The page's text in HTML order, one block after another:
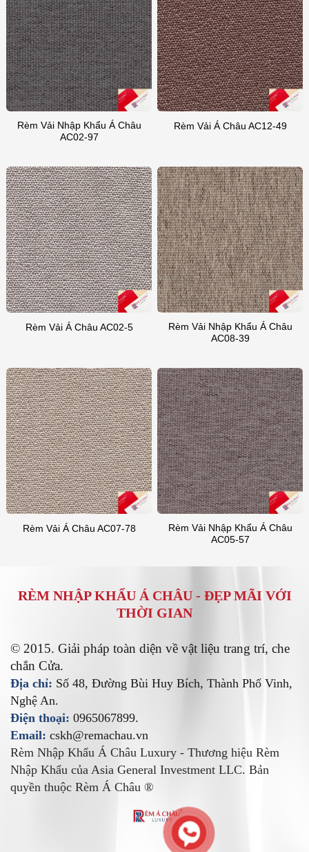
Rèm Vải Nhập Khẩu Á Châu
AC02-97
Rèm Vải Á Châu AC12-49
Rèm Vải Á Châu AC02-5
Rèm Vải Nhập Khẩu Á Châu
AC08-39
Rèm Vải Á Châu AC07-78
Rèm Vải Nhập Khẩu Á Châu
AC05-57
RÈM NHẬP KHẨU Á CHÂU - ĐẸP MÃI VỚI
THỜI GIAN
© 2015. Giải pháp toàn diện về vật liệu trang trí, che
chắn Cửa.
Địa chỉ: Số 48, Đường Bùi Huy Bích, Thành Phố Vinh,
Nghệ An.
Điện thoại: 0965067899.
Email: cskh@remachau.vn
Rèm Nhập Khẩu Á Châu Luxury - Thương hiệu Rèm
Nhập Khẩu của Asia General Investment LLC. Bản
quyền thuộc Rèm Á Châu ®